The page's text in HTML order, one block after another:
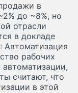
в
до ~8%, но
отрасли
в докладе
Автоматизация
рабочих
считают, что
в этой